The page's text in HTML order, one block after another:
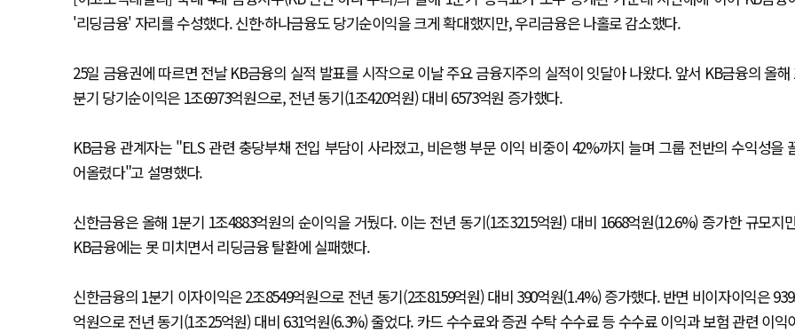
'리딩금융' 자리를 수성했다. 신한·하나금융도 당기순이익을 크게 확대했지만, 우리금융은 나홀로 감소했다.
25일 금융권에 따르면 전날 KB금융의 실적 발표를 시작으로 이날 주요 금융지주의 실적이 잇달아 나왔다. 앞서 KB금융의 올해
분기 당기순이익은 1조6973억원으로, 전년 동기(1조420억원) 대비 6573억원 증가했다.
KB금융 관계자는 "ELS 관련 충당부채 전입 부담이 사라졌고, 비은행 부문 이익 비중이 42%까지 늘며 그룹 전반의 수익성을
어올렸다"고 설명했다.
신한금융은 올해 1분기 1조4883억원의 순이익을 거뒀다. 이는 전년 동기(1조3215억원) 대비 1668억원(12.6%) 증가한 규모지
KB금융에는 못 미치면서 리딩금융 탈환에 실패했다.
신한금융의 1분기 이자이익은 2조8549억원으로 전년 동기(2조8159억원) 대비 390억원(1.4%) 증가했다. 반면 비이자이익은
억원으로 전년 동기(1조25억원) 대비 631억원(6.3%) 줄었다. 카드 수수료와 증권 수탁 수수료 등 수수료 이익과 보험 관련 이익